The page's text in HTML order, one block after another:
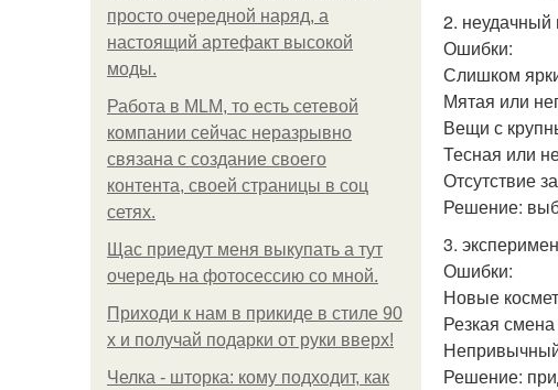
просто очередной наряд, а
настоящий артефакт высокой
моды.
Работа в MLM, то есть сетевой
компании сейчас неразрывно
связана с создание своего
контента, своей страницы в соц
сетях.
Щас приедут меня выкупать а тут
очередь на фотосессию со мной.
Приходи к нам в прикиде в стиле 90
х и получай подарки от руки вверх!
Челка - шторка: кому подходит, как
2.
Ошибки:
Слишком
Мятая или
Вещи с
Тесная или
Отсутствие
Решение:
3.
Ошибки:
Новые
Резкая
Решение: